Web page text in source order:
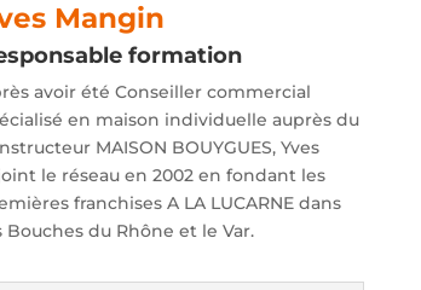
Mangin
formation
avoir été Conseiller commercial
en maison individuelle auprès du
MAISON BOUYGUES, Yves
le réseau en 2002 en fondant les
franchises A LA LUCARNE dans
Bouches du Rhône et le Var.